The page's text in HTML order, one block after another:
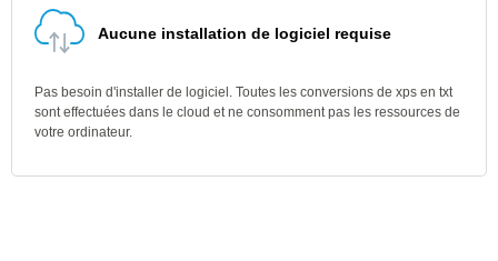
Aucune installation de logiciel requise
Pas besoin d'installer de logiciel. Toutes les conversions de xps en txt
sont effectuées dans le cloud et ne consomment pas les ressources de
votre ordinateur.